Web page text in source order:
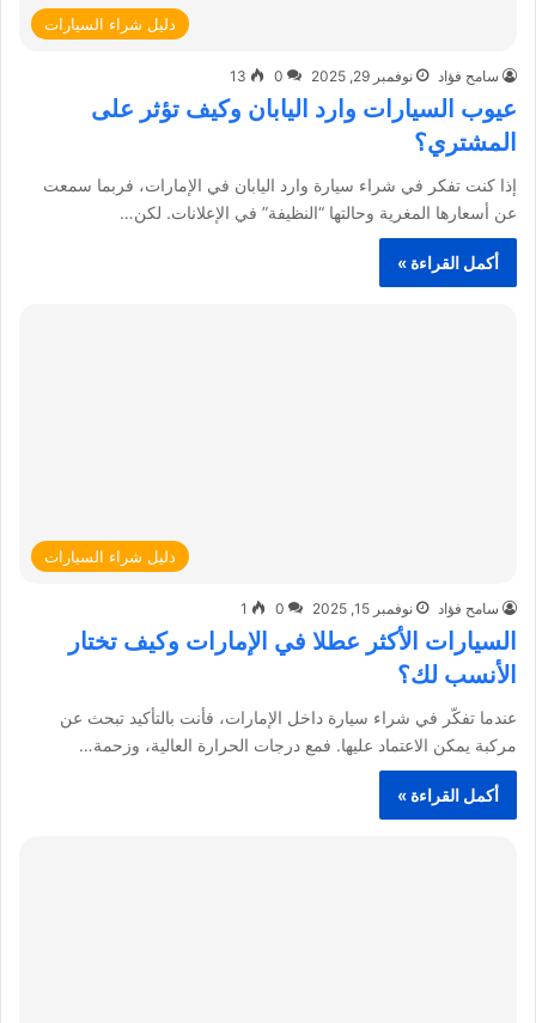
دليل شراء السيارات
سامح فؤاد نوفمبر 29, 2025 0
13
عيوب السيارات وارد اليابان وكيف تؤثر على
المشتري؟
إذا كنت تفكر في شراء سيارة وارد اليابان في الإمارات، فربما سمعت
عن أسعارها المغرية وحالتها “النظيفة” في الإعلانات. لكن…
أكمل القراءة »
دليل شراء السيارات
سامح فؤاد نوفمبر 15, 2025 0
1
السيارات الأكثر عطلا في الإمارات وكيف تختار
الأنسب لك؟
عندما تفكّر في شراء سيارة داخل الإمارات، فأنت بالتأكيد تبحث عن
مركبة يمكن الاعتماد عليها. فمع درجات الحرارة العالية، وزحمة…
أكمل القراءة »